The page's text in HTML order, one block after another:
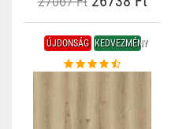
ÚJDONSÁG KEDVEZMÉNY